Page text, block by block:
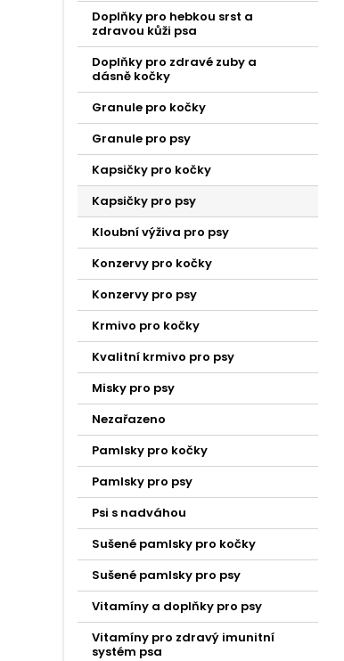
Doplňky pro hebkou srst a
zdravou kůži psa
Doplňky pro zdravé zuby a
dásně kočky
Granule pro kočky
Granule pro psy
Kapsičky pro kočky
Kapsičky pro psy
Kloubní výživa pro psy
Konzervy pro kočky
Konzervy pro psy
Krmivo pro kočky
Kvalitní krmivo pro psy
Misky pro psy
Nezařazeno
Pamlsky pro kočky
Pamlsky pro psy
Psi s nadváhou
Sušené pamlsky pro kočky
Sušené pamlsky pro psy
Vitamíny a doplňky pro psy
Vitamíny pro zdravý imunitní
systém psa